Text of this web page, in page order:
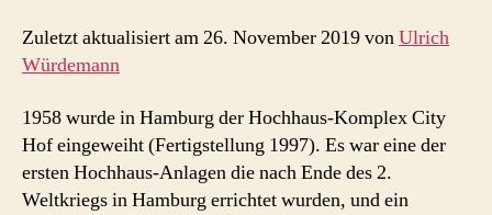
Zuletzt aktualisiert am 26. November 2019 vonUlrich
Würdemann
1958 wurde in Hamburg der Hochhaus-Komplex City
Hof eingeweiht (Fertigstellung 1997). Es war eine der
ersten Hochhaus-Anlagen die nach Ende des 2.
Weltkriegs in Hamburg errichtet wurden, und ein